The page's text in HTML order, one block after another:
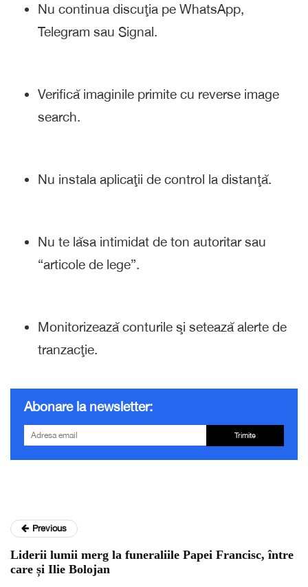
Nu continua discuţia pe WhatsApp,
Telegram sau Signal.
Verifică imaginile primite cu reverse image
search.
Nu instala aplicaţii de control la distanţă.
Nu te lăsa intimidat de ton autoritar sau
“articole de lege”.
Monitorizează conturile şi setează alerte de
tranzacţie.
Abonare la newsletter:
Trimite
Previous
Liderii lumii merg la funeraliile Papei Francisc, între
care și Ilie Bolojan